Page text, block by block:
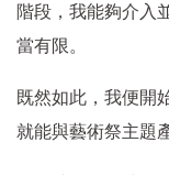
階段，我能夠介入
當有限。
既然如此，我便開
就能與藝術祭主題